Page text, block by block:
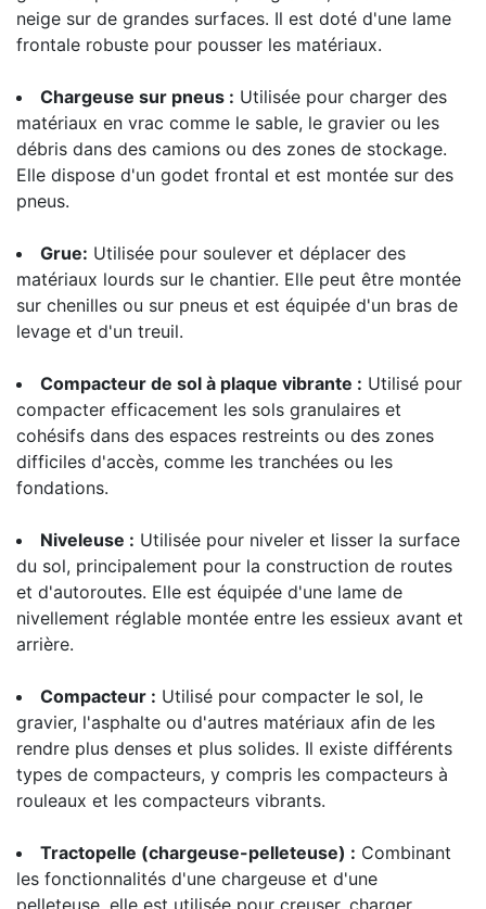
neige sur de grandes surfaces. Il est doté d'une lame
frontale robuste pour pousser les matériaux.
Chargeuse sur pneus : Utilisée pour charger des
matériaux en vrac comme le sable, le gravier ou les
débris dans des camions ou des zones de stockage.
Elle dispose d'un godet frontal et est montée sur des
pneus.
Grue: Utilisée pour soulever et déplacer des
matériaux lourds sur le chantier. Elle peut être montée
sur chenilles ou sur pneus et est équipée d'un bras de
levage et d'un treuil.
Compacteur de sol à plaque vibrante : Utilisé pour
compacter efficacement les sols granulaires et
cohésifs dans des espaces restreints ou des zones
difficiles d'accès, comme les tranchées ou les
fondations.
Niveleuse : Utilisée pour niveler et lisser la surface
du sol, principalement pour la construction de routes
et d'autoroutes. Elle est équipée d'une lame de
nivellement réglable montée entre les essieux avant et
arrière.
Compacteur : Utilisé pour compacter le sol, le
gravier, l'asphalte ou d'autres matériaux afin de les
rendre plus denses et plus solides. Il existe différents
types de compacteurs, y compris les compacteurs à
rouleaux et les compacteurs vibrants.
Tractopelle (chargeuse-pelleteuse) : Combinant
les fonctionnalités d'une chargeuse et d'une